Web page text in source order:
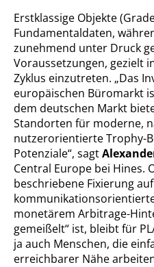
Erstklassige Objekte
Fundamentaldaten,
zunehmend unter Druck
Voraussetzungen, gezielt
Zyklus einzutreten. „Das
europäischen Büromarkt
dem deutschen Markt
Standorten für moderne,
nutzerorientierte Trophy-
Potenziale“, sagt
Central Europe bei Hines.
beschriebene Fixierung
monetärem Arbitrage-
gemeißelt“ ist, bleibt für
ja auch Menschen, die
erreichbarer Nähe